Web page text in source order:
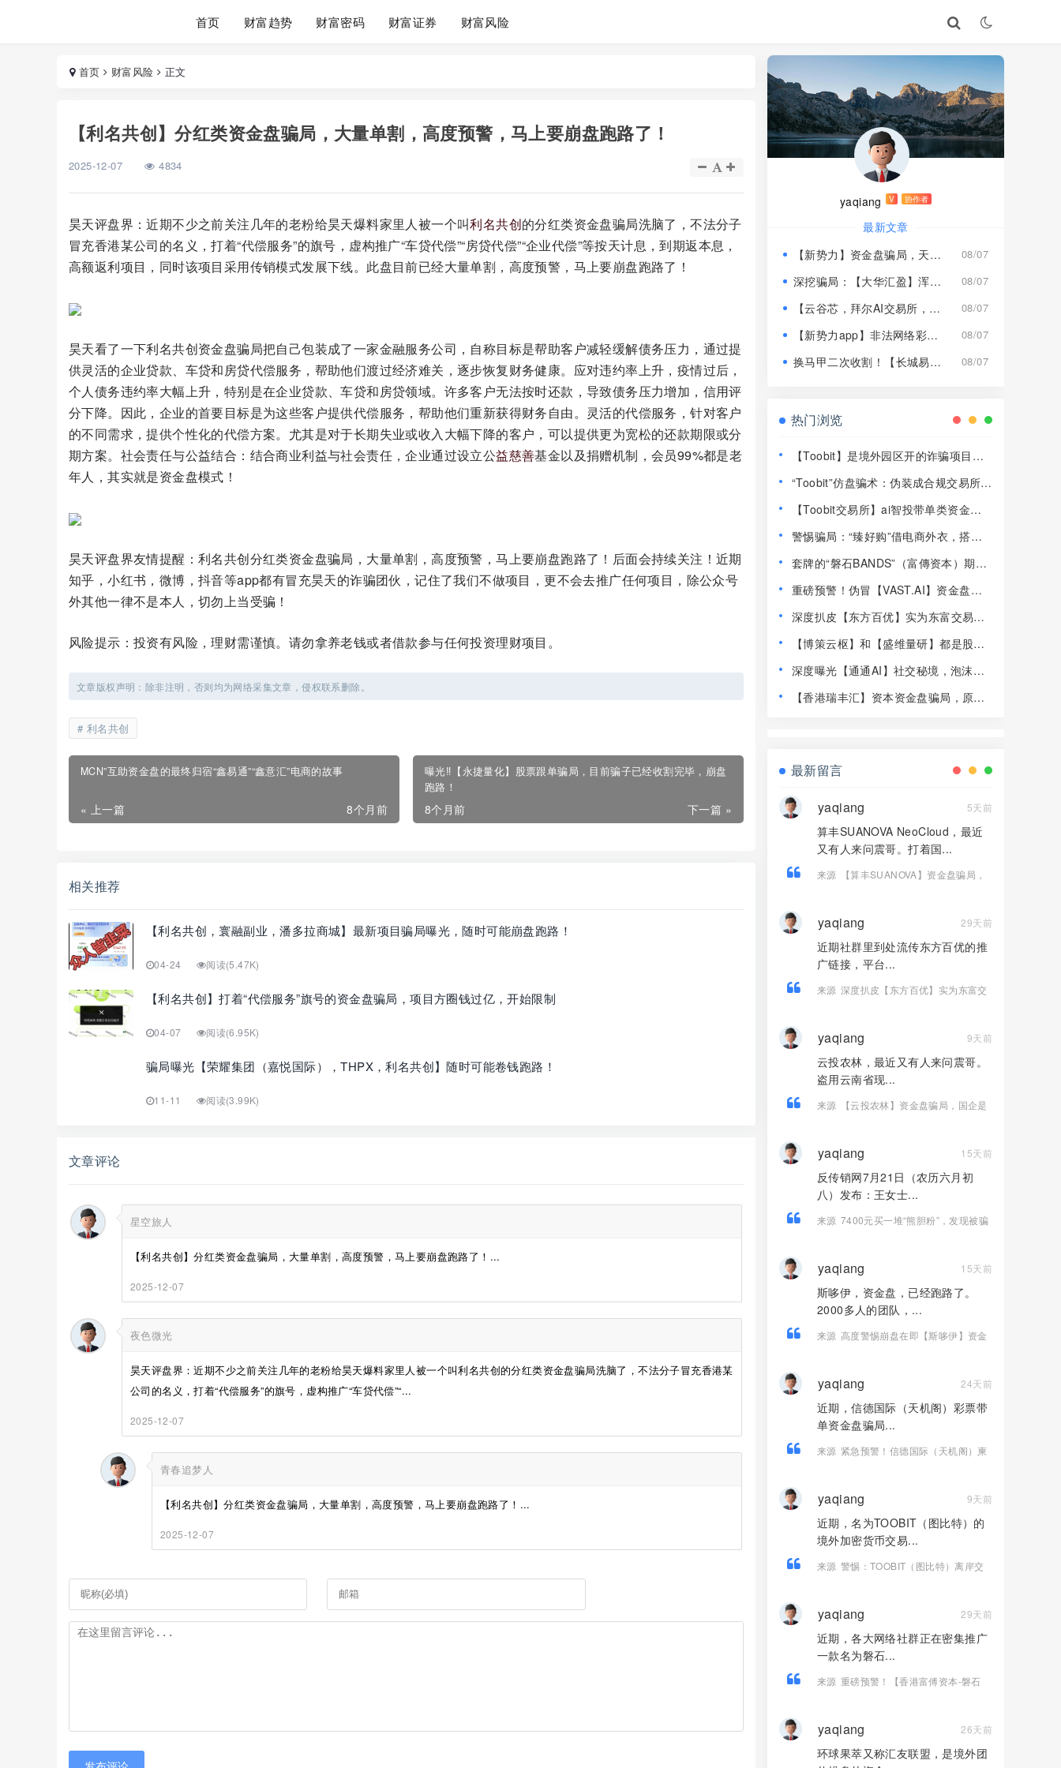
首页 财富趋势 财富密码 财富证券 财富风险
首页 财富风险 正文
【利名共创】分红类资金盘骗局，大量单割，高度预警，马上要崩盘跑路了！
2025-12-07 4834
昊天评盘界：近期不少之前关注几年的老粉给昊天爆料家里人被一个叫利名共创的分红类资金盘骗局洗脑了，不法分子
冒充香港某公司的名义，打着“代偿服务”的旗号，虚构推广“车贷代偿”“房贷代偿”“企业代偿”等按天计息，到期返本息，
高额返利项目，同时该项目采用传销模式发展下线。此盘目前已经大量单割，高度预警，马上要崩盘跑路了！
昊天看了一下利名共创资金盘骗局把自己包装成了一家金融服务公司，自称目标是帮助客户减轻缓解债务压力，通过提
供灵活的企业贷款、车贷和房贷代偿服务，帮助他们渡过经济难关，逐步恢复财务健康。应对违约率上升，疫情过后，
个人债务违约率大幅上升，特别是在企业贷款、车贷和房贷领域。许多客户无法按时还款，导致债务压力增加，信用评
分下降。因此，企业的首要目标是为这些客户提供代偿服务，帮助他们重新获得财务自由。灵活的代偿服务，针对客户
的不同需求，提供个性化的代偿方案。尤其是对于长期失业或收入大幅下降的客户，可以提供更为宽松的还款期限或分
期方案。社会责任与公益结合：结合商业利益与社会责任，企业通过设立公益慈善基金以及捐赠机制，会员99%都是老
年人，其实就是资金盘模式！
昊天评盘界友情提醒：利名共创分红类资金盘骗局，大量单割，高度预警，马上要崩盘跑路了！后面会持续关注！近期
知乎，小红书，微博，抖音等app都有冒充昊天的诈骗团伙，记住了我们不做项目，更不会去推广任何项目，除公众号
外其他一律不是本人，切勿上当受骗！
风险提示：投资有风险，理财需谨慎。请勿拿养老钱或者借款参与任何投资理财项目。
文章版权声明：除非注明，否则均为网络采集文章，侵权联系删除。
利名共创
MCN”互助资金盘的最终归宿“鑫易通”“鑫意汇”电商的故事
« 上一篇 8个月前
曝光‼️【永捷量化】股票跟单骗局，目前骗子已经收割完毕，崩盘
跑路！
下一篇 »
8个月前
相关推荐
【利名共创，寰融副业，潘多拉商城】最新项目骗局曝光，随时可能崩盘跑路！
04-24 阅读(5.47K)
【利名共创】打着“代偿服务”旗号的资金盘骗局，项目方圈钱过亿，开始限制
04-07 阅读(6.95K)
骗局曝光【荣耀集团（嘉悦国际），THPX，利名共创】随时可能卷钱跑路！
11-11 阅读(3.99K)
文章评论
星空旅人
【利名共创】分红类资金盘骗局，大量单割，高度预警，马上要崩盘跑路了！...
2025-12-07
夜色微光
昊天评盘界：近期不少之前关注几年的老粉给昊天爆料家里人被一个叫利名共创的分红类资金盘骗局洗脑了，不法分子冒充香港某
公司的名义，打着“代偿服务”的旗号，虚构推广“车贷代偿”“...
2025-12-07
青春追梦人
【利名共创】分红类资金盘骗局，大量单割，高度预警，马上要崩盘跑路了！...
2025-12-07
yaqiang V 协作者
最新文章
【新势力】资金盘骗局，天宫国际和平娱乐的狗推换个马甲又来割韭菜！
08/07
深挖骗局：【大华汇盈】浑身造假，冒用演员充当总监，啼笑皆非！ 08/07
【云谷芯，拜尔AI交易所，塔吉跨境电商】这3个项目都是骗局，近期跑路跟即将崩盘收割，赶紧远离！ 08/07
【新势力app】非法网络彩票骗局，“天宫国际”和“和平娱乐”骗子搞的杀猪盘，远离！ 08/07
换马甲二次收割！【长城易趣】平移【康盛科技】又是致命骗局！ 08/07
热门浏览
【Toobit】是境外园区开的诈骗项目，
“Toobit”仿盘骗术：伪装成合规交易所，
骗局！
【Toobit交易所】ai智投带单类资金盘
离！
警惕骗局：“臻好购”借电商外衣，搭建
套牌的“磐石BANDS”（富傳资本）期货
将崩盘跑路！
重磅预警！伪冒【VAST.AI】资金盘传
深度扒皮【东方百优】实为东富交易所
满！
【博策云枢】和【盛维量研】都是股票
深度曝光【通通AI】社交秘境，泡沫堆
【香港瑞丰汇】资本资金盘骗局，原拓
最新留言
yaqiang 5天前
算丰SUANOVA NeoCloud，最近
又有人来问震哥。打着国...
来源
【算丰SUANOVA】资金盘骗局，
yaqiang 29天前
近期社群里到处流传东方百优的推
广链接，平台...
来源 深度扒皮【东方百优】实为东富交
yaqiang 9天前
云投农林，最近又有人来问震哥。
盗用云南省现...
来源
【云投农林】资金盘骗局，国企是
yaqiang 15天前
反传销网7月21日（农历六月初
八）发布：王女士...
来源 7400元买一堆“熊胆粉”，发现被骗
yaqiang 15天前
斯哆伊，资金盘，已经跑路了。
2000多人的团队，...
来源 高度警惕崩盘在即【斯哆伊】资金
yaqiang 24天前
近期，信德国际（天机阁）彩票带
单资金盘骗局...
来源 紧急预警！信德国际（天机阁）柬
yaqiang 9天前
近期，名为TOOBIT（图比特）的
境外加密货币交易...
来源 警惕：TOOBIT（图比特）离岸交
yaqiang 29天前
近期，各大网络社群正在密集推广
一款名为磐石...
来源 重磅预警！【香港富傅资本-磐石
yaqiang 26天前
环球果萃又称汇友联盟，是境外团